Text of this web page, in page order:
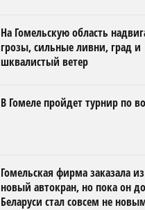
На Гомельскую область
грозы, сильные ливни, град и
шквалистый ветер
В Гомеле пройдет турнир по
Гомельская фирма заказала
новый автокран, но пока он
Беларуси стал совсем не